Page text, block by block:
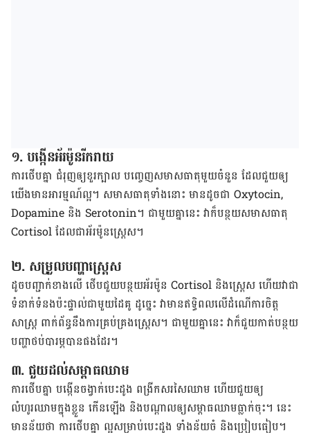
១. បង្កើនអ័រម៉ូនរីករាយ
ការថើបគ្នា ជំរុញឲ្យ​ខួរក្បាល បញ្ចេញ​សមាសធាតុ​មួយចំនួន ដែល​ជួយឲ្យ​
យើង​មានអារម្មណ៍​ល្អ។ សមាសធាតុ​ទាំងនោះ មានដូចជា Oxytocin,
Dopamine និង Serotonin។ ជាមួយ​គ្នានេះ វាក៏បន្ថយ​សមាសធាតុ
Cortisol ដែលជា​អ័រម៉ូន​ស្ត្រេស។
២. សម្រួល​បញ្ហាស្ត្រេស
ដូចបញ្ជាក់ខាងលើ ថើបជួយ​បន្ថយ​អ័រម៉ូន Cortisol និង​ស្ត្រេស ហើយ​វាជា​
ទំនាក់ទំនង​ប៉ះផ្ទាល់​ជាមួយ​ដៃគូ ដូច្នេះ វាមាន​ឥទ្ធិពល​លើ​ដំណើការ​ចិត្ត
សាស្ត្រ ពាក់ព័ន្ធ​នឹងការ​គ្រប់គ្រង​ស្ត្រេស។ ជាមួយ​គ្នានេះ វាក៏​ជួយ​កាត់បន្ថយ​
បញ្ហា​ថប់បារម្ភ​បាន​ផងដែរ។
៣. ជួយ​ដល់សម្ពាធឈាម
ការថើបគ្នា បង្កើន​ចង្វាក់បេះដូង ពង្រីក​សរសៃឈាម ហើយ​ជួយឲ្យ​​
លំហូរឈាម​ក្នុង​ខ្លួន កើនឡើង និង​បណ្ដាល​ឲ្យ​សម្ពាធឈាមធ្លាក់ចុះ។ នេះ
មានន័យ​ថា ការថើបគ្នា ល្អសម្រាប់​បេះដូង ទាំង​ន័យ​ចំ និង​ប្រៀបធៀប។